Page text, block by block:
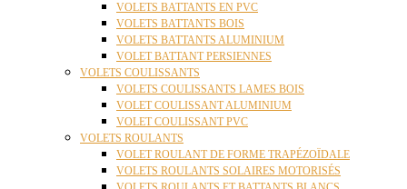
VOLETS BATTANTS EN PVC
VOLETS BATTANTS BOIS
VOLETS BATTANTS ALUMINIUM
VOLET BATTANT PERSIENNES
VOLETS COULISSANTS
VOLETS COULISSANTS LAMES BOIS
VOLET COULISSANT ALUMINIUM
VOLET COULISSANT PVC
VOLETS ROULANTS
VOLET ROULANT DE FORME TRAPÉZOÏDALE
VOLETS ROULANTS SOLAIRES MOTORISÉS